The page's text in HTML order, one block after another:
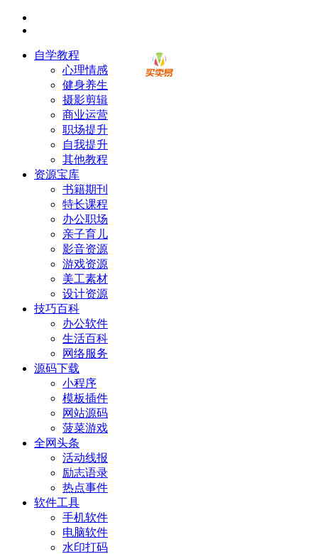
自学教程
心理情感
健身养生
摄影剪辑
商业运营
职场提升
自我提升
其他教程
资源宝库
书籍期刊
特长课程
办公职场
亲子育儿
影音资源
游戏资源
美工素材
设计资源
技巧百科
办公软件
生活百科
网络服务
源码下载
小程序
模板插件
网站源码
菠菜游戏
全网头条
活动线报
励志语录
热点事件
软件工具
手机软件
电脑软件
水印打码